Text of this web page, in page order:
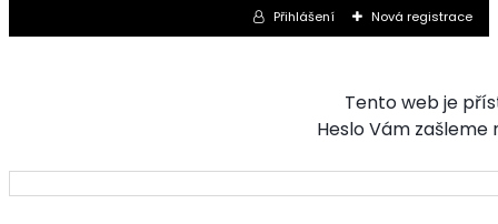
Přihlášení Nová registrace
Tento web je
Heslo Vám zašleme